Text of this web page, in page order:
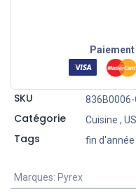
SKU 836B0006-
Catégorie Cuisine ,
Tags fin d'année
Marques: Pyrex